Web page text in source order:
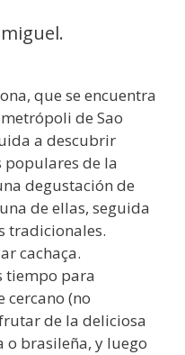
que se encuentra
de Sao
a descubrir
populares de la
degustación de
de ellas, seguida
tradicionales.
cachaça.
tiempo para
cercano (no
de la deliciosa
brasileña, y luego